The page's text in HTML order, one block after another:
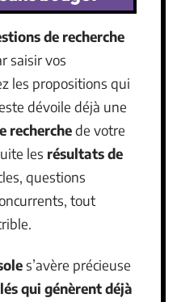
de recherche
saisir vos
les propositions qui
dévoile déjà une
recherchede votre
les résultats de
questions
tout
s’avère précieuse
qui génèrent déjà